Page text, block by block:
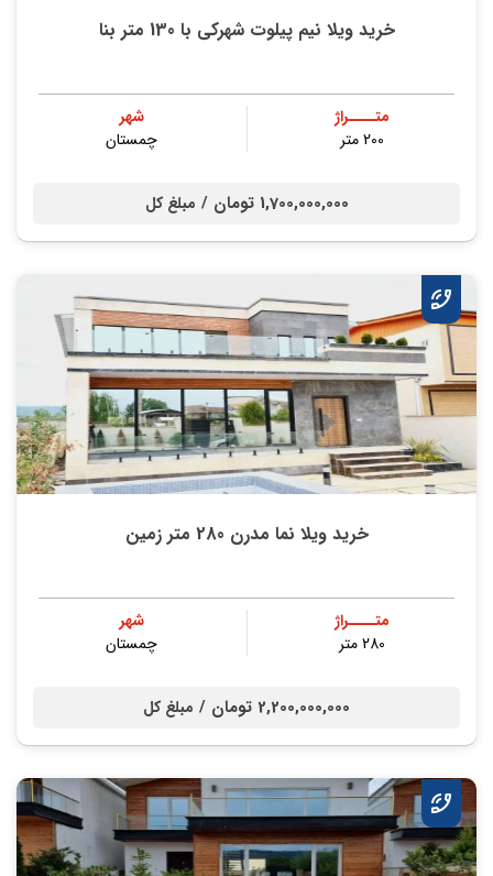
خرید ویلا نیم پیلوت شهرکی با 130 متر بنا
متــــراژ
200 متر
شهر
چمستان
1,700,000,000 تومان / مبلغ کل
خرید ویلا نما مدرن 280 متر زمین
متــــراژ
280 متر
شهر
چمستان
2,200,000,000 تومان / مبلغ کل